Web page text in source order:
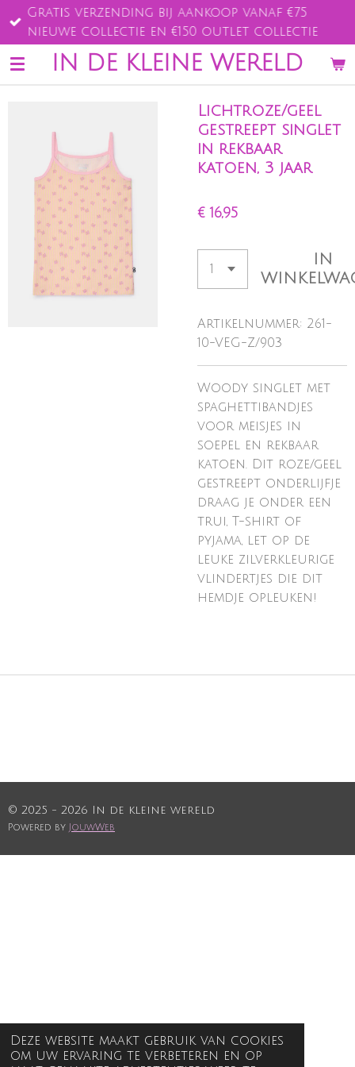
Deze website maakt gebruik van cookies
om uw ervaring te verbeteren en op
Ga
direct
naar
de
IN DE KLEINE WERELD
Gratis verzending bij aankoop vanaf €75
nieuwe collectie en €150 outlet collectie
Lichtroze/geel
gestreept singlet
in rekbaar
katoen, 3 jaar
€ 16,95
IN
Artikelnummer: 261-
10-VEG-Z/903
Woody singlet met
spaghettibandjes
voor meisjes in
soepel en rekbaar
katoen. Dit roze/geel
gestreept onderlijfje
draag je onder een
trui, T-shirt of
pyjama, let op de
leuke zilverkleurige
vlindertjes die dit
hemdje opleuken!
© 2025 - 2026 In de kleine wereld
Powered by JouwWeb